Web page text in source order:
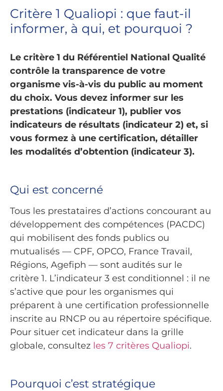
Critère 1 Qualiopi : que faut-il
informer, à qui, et pourquoi ?
Le critère 1 du Référentiel National Qualité
contrôle la transparence de votre
organisme vis-à-vis du public au moment
du choix. Vous devez informer sur les
prestations (indicateur 1), publier vos
indicateurs de résultats (indicateur 2) et, si
vous formez à une certification, détailler
les modalités d’obtention (indicateur 3).
Qui est concerné
Tous les prestataires d’actions concourant au
développement des compétences (PACDC)
qui mobilisent des fonds publics ou
mutualisés — CPF, OPCO, France Travail,
Régions, Agefiph — sont audités sur le
critère 1. L’indicateur 3 est conditionnel : il ne
s’active que pour les organismes qui
préparent à une certification professionnelle
inscrite au RNCP ou au répertoire spécifique.
Pour situer cet indicateur dans la grille
globale, consultez les 7 critères Qualiopi.
Pourquoi c’est stratégique